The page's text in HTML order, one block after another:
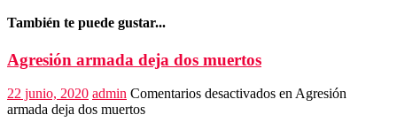
También te puede gustar...
Agresión armada deja dos muertos
22 junio, 2020 admin Comentarios desactivados en Agresión
armada deja dos muertos